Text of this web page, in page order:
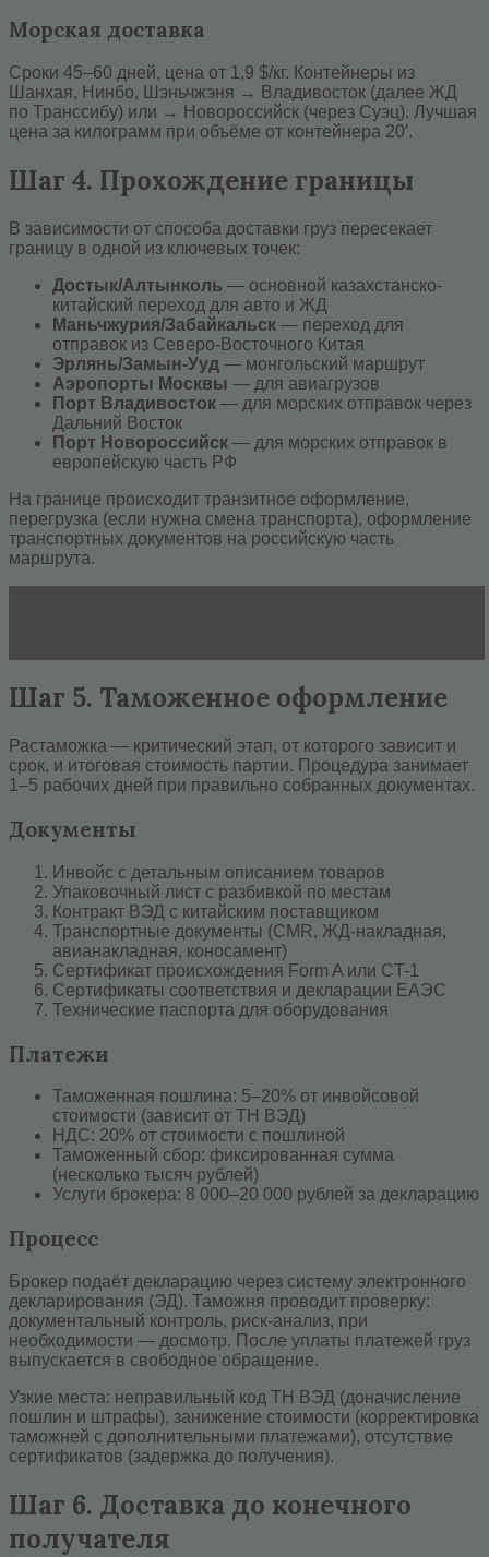
Морская доставка
Сроки 45–60 дней, цена от 1,9 $/кг. Контейнеры из
Шанхая, Нинбо, Шэньчжэня → Владивосток (далее ЖД
по Транссибу) или → Новороссийск (через Суэц). Лучшая
цена за килограмм при объёме от контейнера 20′.
Шаг 4. Прохождение границы
В зависимости от способа доставки груз пересекает
границу в одной из ключевых точек:
Достык/Алтынколь — основной казахстанско-
китайский переход для авто и ЖД
Маньчжурия/Забайкальск — переход для
отправок из Северо-Восточного Китая
Эрлянь/Замын-Ууд — монгольский маршрут
Аэропорты Москвы — для авиагрузов
Порт Владивосток — для морских отправок через
Дальний Восток
Порт Новороссийск — для морских отправок в
европейскую часть РФ
На границе происходит транзитное оформление,
перегрузка (если нужна смена транспорта), оформление
транспортных документов на российскую часть
маршрута.
Шаг 5. Таможенное оформление
Растаможка — критический этап, от которого зависит и
срок, и итоговая стоимость партии. Процедура занимает
1–5 рабочих дней при правильно собранных документах.
Документы
Инвойс с детальным описанием товаров
Упаковочный лист с разбивкой по местам
Контракт ВЭД с китайским поставщиком
Транспортные документы (CMR, ЖД-накладная,
авианакладная, коносамент)
Сертификат происхождения Form A или CT-1
Сертификаты соответствия и декларации ЕАЭС
Технические паспорта для оборудования
Платежи
Таможенная пошлина: 5–20% от инвойсовой
стоимости (зависит от ТН ВЭД)
НДС: 20% от стоимости с пошлиной
Таможенный сбор: фиксированная сумма
(несколько тысяч рублей)
Услуги брокера: 8 000–20 000 рублей за декларацию
Процесс
Брокер подаёт декларацию через систему электронного
декларирования (ЭД). Таможня проводит проверку:
документальный контроль, риск-анализ, при
необходимости — досмотр. После уплаты платежей груз
выпускается в свободное обращение.
Узкие места: неправильный код ТН ВЭД (доначисление
пошлин и штрафы), занижение стоимости (корректировка
таможней с дополнительными платежами), отсутствие
сертификатов (задержка до получения).
Шаг 6. Доставка до конечного
получателя